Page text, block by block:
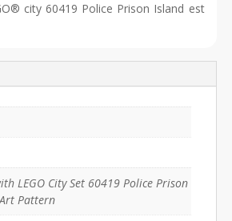
city 60419 Police Prison Island est
LEGO City Set 60419 Police Prison
Pattern